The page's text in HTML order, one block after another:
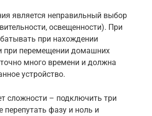
является неправильный выбор
освещенности). При
при нахождении
при перемещении домашних
много времени и должна
устройство.
сложности – подключить три
перепутать фазу и ноль и